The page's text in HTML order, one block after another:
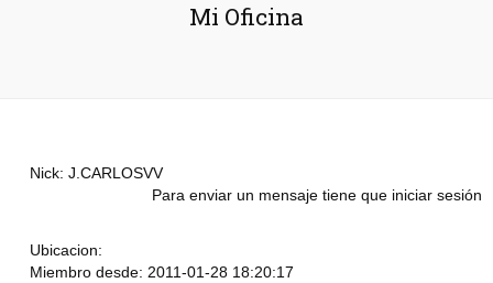
Mi Oficina
Nick: J.CARLOSVV
Para enviar un mensaje tiene que iniciar sesión
Ubicacion:
Miembro desde: 2011-01-28 18:20:17